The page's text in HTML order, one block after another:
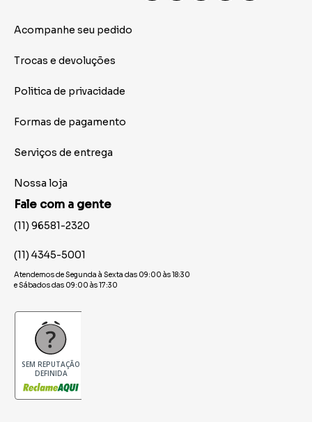
Acompanhe seu pedido
Trocas e devoluções
Politica de privacidade
Formas de pagamento
Serviços de entrega
Nossa loja
Fale com a gente
(11) 96581-2320
(11) 4345-5001
Atendemos de Segunda à Sexta das 09:00 às 18:30
e Sábados das 09:00 às 17:30